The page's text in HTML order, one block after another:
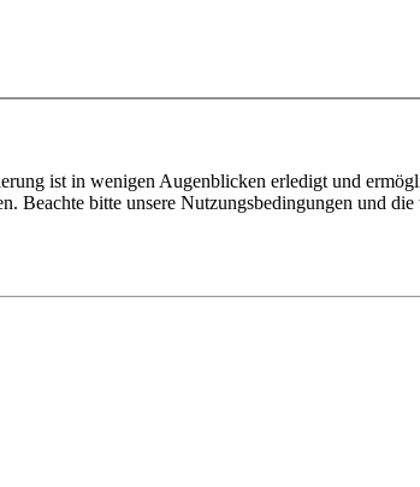
ist in wenigen Augenblicken erledigt und
Beachte bitte unsere Nutzungsbedingungen und